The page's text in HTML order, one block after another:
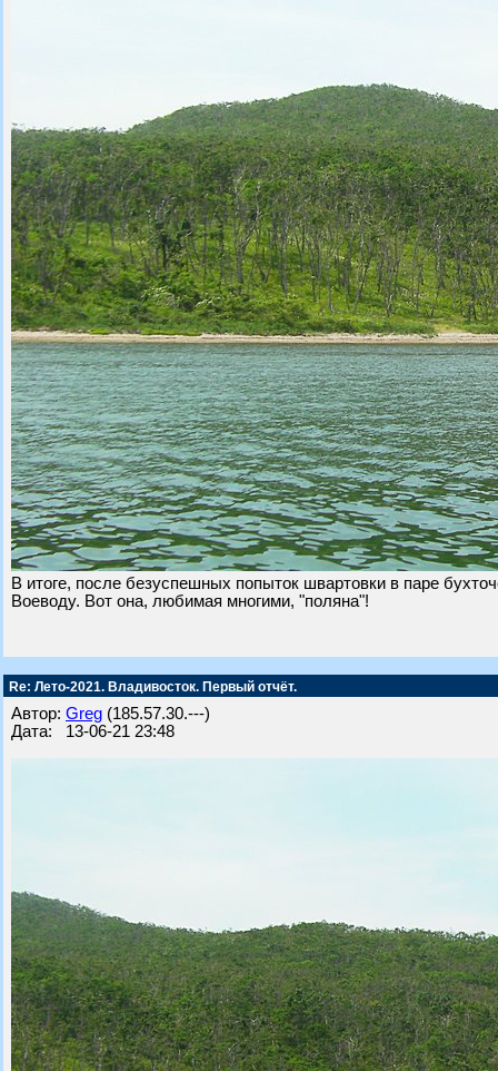
В итоге, после безуспешных попыток швартовки в паре
Воеводу. Вот она, любимая многими, "поляна"!
Re: Лето-2021. Владивосток. Первый отчёт.
Автор: Greg (185.57.30.---)
Дата: 13-06-21 23:48